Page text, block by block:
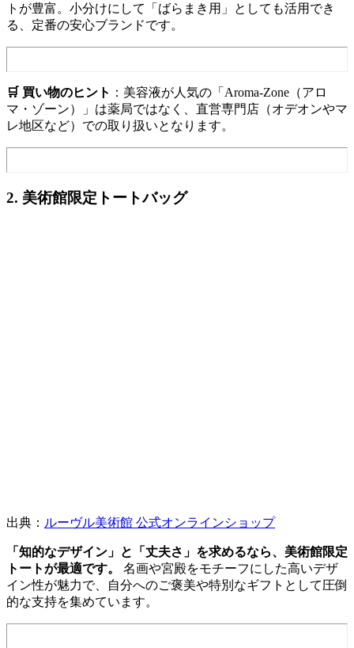
トが豊富。小分けにして「ばらまき用」としても活用でき
る、定番の安心ブランドです。
🛒 買い物のヒント ：美容液が人気の「Aroma-Zone（アロ
マ・ゾーン）」は薬局ではなく、直営専門店（オデオンやマ
レ地区など）での取り扱いとなります。
2. 美術館限定トートバッグ
出典： ルーヴル美術館 公式オンラインショップ
「知的なデザイン」と「丈夫さ」を求めるなら、美術館限定
トートが最適です。
名画や宮殿をモチーフにした高いデザ
イン性が魅力で、自分へのご褒美や特別なギフトとして圧倒
的な支持を集めています。